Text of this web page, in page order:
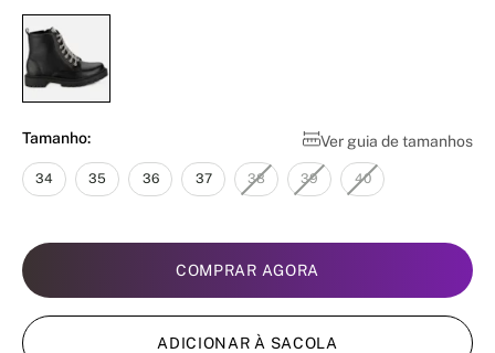
Ver guia de tamanhos
Tamanho:
34 35 36 37 38 39 40
COMPRAR AGORA
ADICIONAR À SACOLA